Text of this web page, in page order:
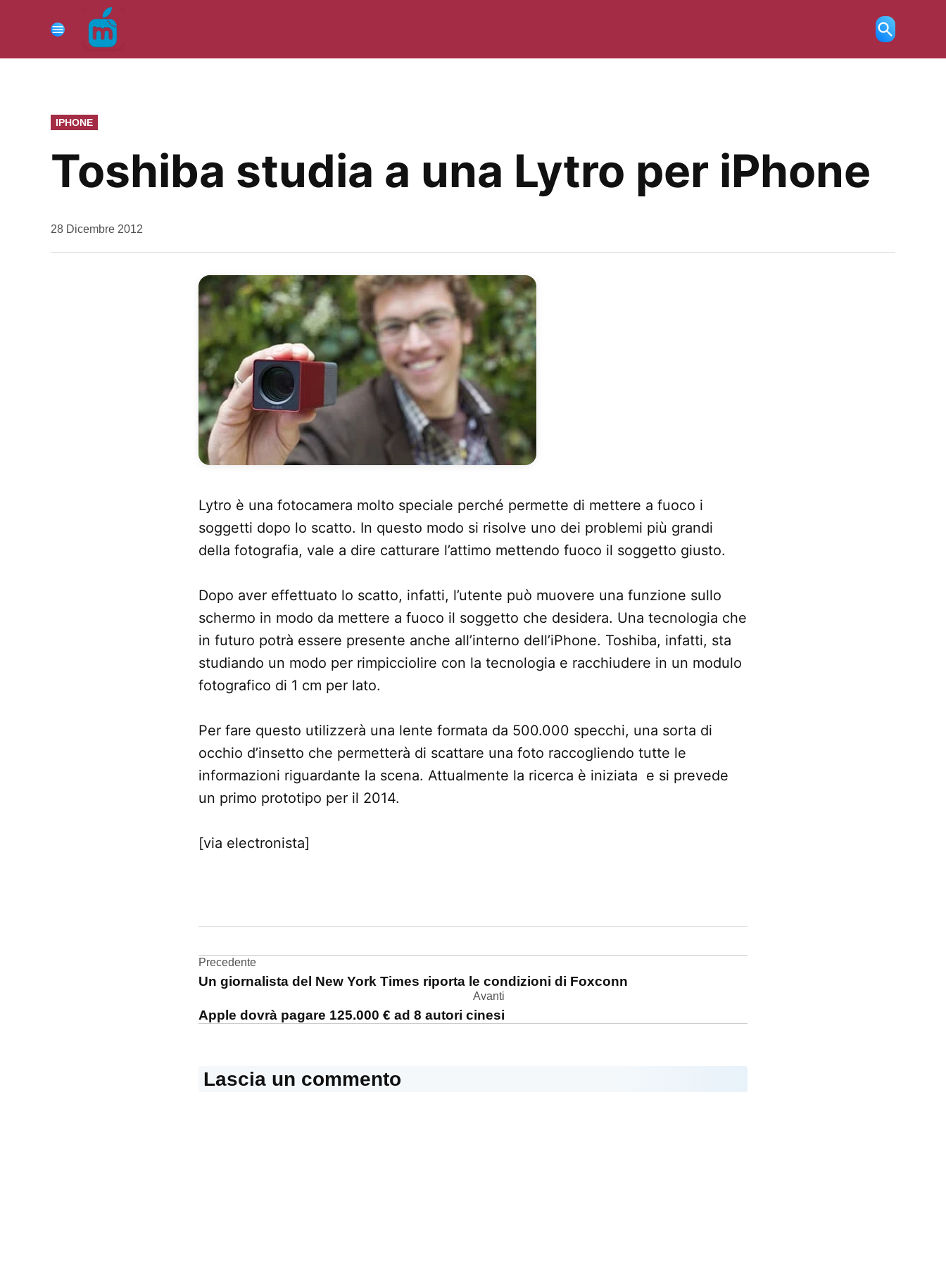
contenuto
Menu
Ricerca
aperta
PUBBLICATO
IN
IPHONE
Toshiba studia a una Lytro per iPhone
da
28 Dicembre 2012
Lytro è una fotocamera molto speciale perché permette di mettere a fuoco i
soggetti dopo lo scatto. In questo modo si risolve uno dei problemi più grandi
della fotografia, vale a dire catturare l’attimo mettendo fuoco il soggetto giusto.
Dopo aver effettuato lo scatto, infatti, l’utente può muovere una funzione sullo
schermo in modo da mettere a fuoco il soggetto che desidera. Una tecnologia che
in futuro potrà essere presente anche all’interno dell’iPhone. Toshiba, infatti, sta
studiando un modo per rimpicciolire con la tecnologia e racchiudere in un modulo
fotografico di 1 cm per lato.
Per fare questo utilizzerà una lente formata da 500.000 specchi, una sorta di
occhio d’insetto che permetterà di scattare una foto raccogliendo tutte le
informazioni riguardante la scena. Attualmente la ricerca è iniziata e si prevede
un primo prototipo per il 2014.
[via electronista]
Toshiba
Navigazione
Precedente
Un giornalista del New York Times riporta le condizioni di Foxconn
Avanti
Apple dovrà pagare 125.000 € ad 8 autori cinesi
Lascia un commento